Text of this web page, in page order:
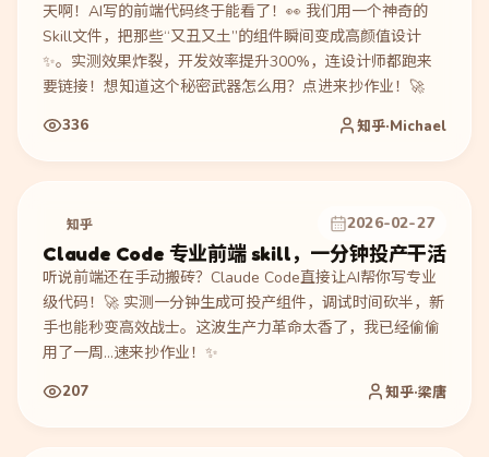
天啊！AI写的前端代码终于能看了！👀 我们用一个神奇的
Skill文件，把那些“又丑又土”的组件瞬间变成高颜值设计
✨。实测效果炸裂，开发效率提升300%，连设计师都跑来
要链接！想知道这个秘密武器怎么用？点进来抄作业！🚀
336 知乎·Michael
知乎 2026-02-27
Claude Code 专业前端 skill，一分钟投产干活
听说前端还在手动搬砖？Claude Code直接让AI帮你写专业
级代码！🚀 实测一分钟生成可投产组件，调试时间砍半，新
手也能秒变高效战士。这波生产力革命太香了，我已经偷偷
用了一周…速来抄作业！✨
207 知乎·梁唐